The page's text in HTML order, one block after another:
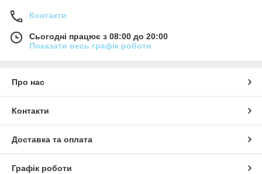
Контакти
Сьогодні працює з 08:00 до 20:00
Показати весь графік роботи
Про нас
Контакти
Доставка та оплата
Графік роботи